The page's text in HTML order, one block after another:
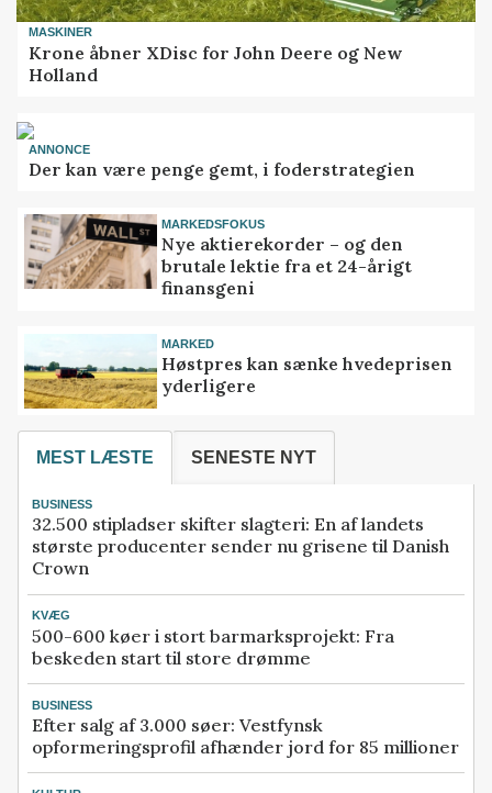
MASKINER
Krone åbner XDisc for John Deere og New
Holland
ANNONCE
Der kan være penge gemt, i foderstrategien
MARKEDSFOKUS
Nye aktierekorder – og den
brutale lektie fra et 24-årigt
finansgeni
MARKED
Høstpres kan sænke hvedeprisen
yderligere
MEST LÆSTE SENESTE NYT
BUSINESS
32.500 stipladser skifter slagteri: En af landets
største producenter sender nu grisene til Danish
Crown
KVÆG
500-600 køer i stort barmarksprojekt: Fra
beskeden start til store drømme
BUSINESS
Efter salg af 3.000 søer: Vestfynsk
opformeringsprofil afhænder jord for 85 millioner